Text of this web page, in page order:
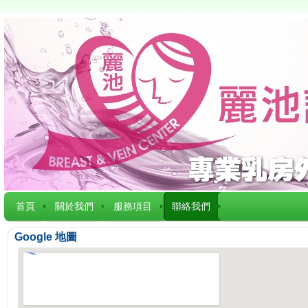
首頁 關於我們 服務項目 聯絡我們
Google 地圖